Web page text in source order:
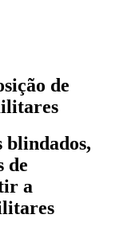
de
blindados,
de
a